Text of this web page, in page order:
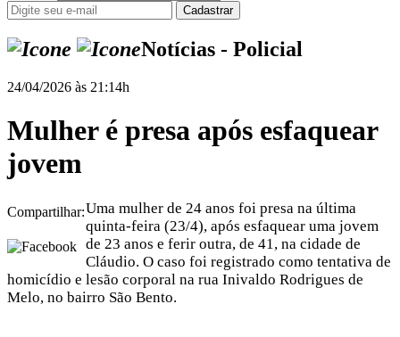
Notícias - Policial
24/04/2026 às 21:14h
Mulher é presa após esfaquear
jovem
Compartilhar:Uma mulher de 24 anos foi presa na última
quinta-feira (23/4), após esfaquear uma jovem
de 23 anos e ferir outra, de 41, na cidade de
Cláudio. O caso foi registrado como tentativa de
homicídio e lesão corporal na rua Inivaldo Rodrigues de
Melo, no bairro São Bento.